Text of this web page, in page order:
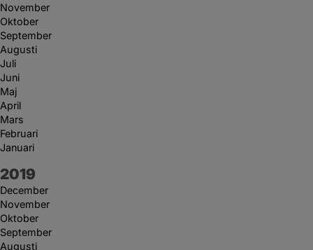
November
Oktober
September
Augusti
Juli
Juni
Maj
April
Mars
Februari
Januari
År:
2019
December
November
Oktober
September
Augusti